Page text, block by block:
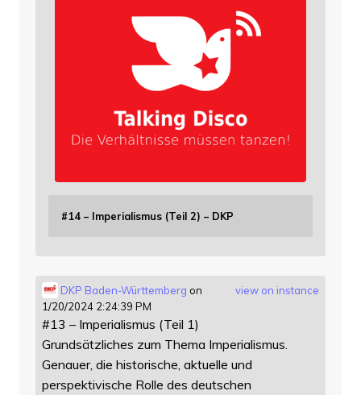
#14 – Imperialismus (Teil 2) – DKP
view on instance
DKP Baden-Württemberg on
1/20/2024 2:24:39 PM
#13 – Imperialismus (Teil 1)
Grundsätzliches zum Thema Imperialismus.
Genauer, die historische, aktuelle und
perspektivische Rolle des deutschen